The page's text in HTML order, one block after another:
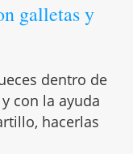
galletas y
dentro de
con la ayuda
hacerlas